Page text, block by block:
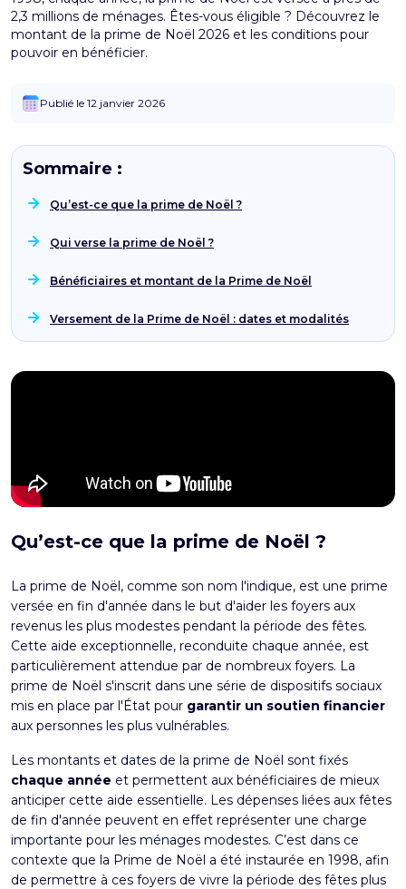
2,3 millions de ménages. Êtes-vous éligible ? Découvrez le
montant de la prime de Noël 2026 et les conditions pour
pouvoir en bénéficier.
Publié le 12 janvier 2026
Sommaire :
Qu’est-ce que la prime de Noël ?
Qui verse la prime de Noël ?
Bénéficiaires et montant de la Prime de Noël
Versement de la Prime de Noël : dates et modalités
Qu’est-ce que la prime de Noël ?
La prime de Noël, comme son nom l'indique, est une prime
versée en fin d'année dans le but d'aider les foyers aux
revenus les plus modestes pendant la période des fêtes.
Cette aide exceptionnelle, reconduite chaque année, est
particulièrement attendue par de nombreux foyers. La
prime de Noël s'inscrit dans une série de dispositifs sociaux
mis en place par l'État pour garantir un soutien financier
aux personnes les plus vulnérables.
Les montants et dates de la prime de Noël sont fixés
chaque année et permettent aux bénéficiaires de mieux
anticiper cette aide essentielle. Les dépenses liées aux fêtes
de fin d'année peuvent en effet représenter une charge
importante pour les ménages modestes. C’est dans ce
contexte que la Prime de Noël a été instaurée en 1998, afin
de permettre à ces foyers de vivre la période des fêtes plus